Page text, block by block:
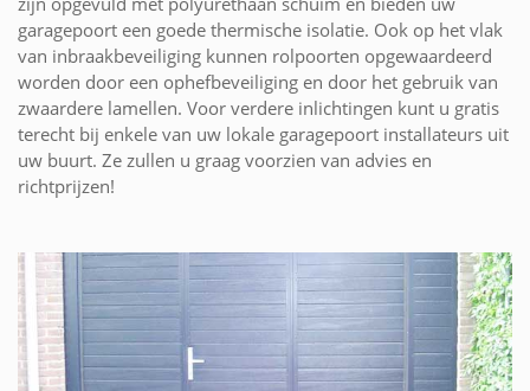
garagepoort een goede thermische isolatie. Ook op het vlak
van inbraakbeveiliging kunnen rolpoorten opgewaardeerd
worden door een ophefbeveiliging en door het gebruik van
zwaardere lamellen. Voor verdere inlichtingen kunt u gratis
terecht bij enkele van uw lokale garagepoort installateurs uit
uw buurt. Ze zullen u graag voorzien van advies en
richtprijzen!